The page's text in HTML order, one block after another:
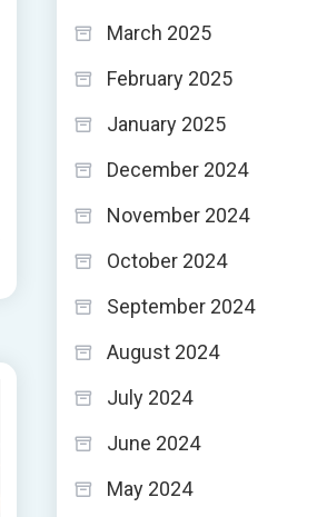
March 2025
February 2025
January 2025
December 2024
November 2024
October 2024
September 2024
August 2024
July 2024
June 2024
May 2024